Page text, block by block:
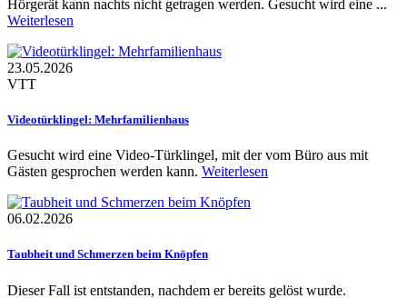
Hörgerät kann nachts nicht getragen werden. Gesucht wird eine ...
Weiterlesen
23.05.2026
VTT
Videotürklingel: Mehrfamilienhaus
Gesucht wird eine Video-Türklingel, mit der vom Büro aus mit
Gästen gesprochen werden kann. Weiterlesen
06.02.2026
Taubheit und Schmerzen beim Knöpfen
Dieser Fall ist entstanden, nachdem er bereits gelöst wurde.